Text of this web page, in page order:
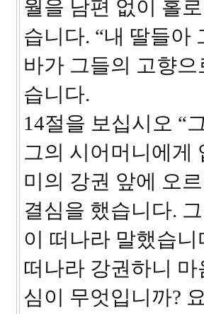
월을 남편 없이 홀
습니다. “내 딸들아
바가 그들의 고향
습니다.
14절을 보십시오 “
그의 시어머니에게
미의 강권 앞에 오
결심을 했습니다.
이 떠나라 말했습
떠나라 강권하니
심이 무엇입니까?